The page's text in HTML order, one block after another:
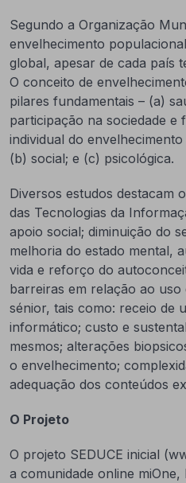
Segundo a Organização
envelhecimento
global, apesar de cada país
O conceito de
pilares fundamentais – (a)
participação na sociedade e
individual do
(b) social; e (c) psicológica.
Diversos estudos destacam
das Tecnologias da
apoio social; diminuição do
melhoria do estado mental,
vida e reforço do
barreiras em relação ao uso
sénior, tais como: receio de
informático; custo e
mesmos; alterações
o envelhecimento;
adequação dos conteúdos
O Projeto
O projeto SEDUCE inicial
a comunidade online